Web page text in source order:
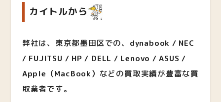
カイトルから
弊社は、東京都墨田区での、 dynabook / NEC
/ FUJITSU / HP / DELL / Lenovo / ASUS /
Apple（MacBook） などの買取実績が豊富な買
取業者です。